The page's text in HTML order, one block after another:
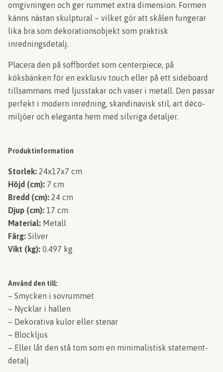
omgivningen och ger rummet extra dimension. Formen
känns nästan skulptural – vilket gör att skålen fungerar
lika bra som dekorationsobjekt som praktisk
inredningsdetalj.
Placera den på soffbordet som centerpiece, på
köksbänken för en exklusiv touch eller på ett sideboard
tillsammans med ljusstakar och vaser i metall. Den passar
perfekt i modern inredning, skandinavisk stil, art déco-
miljöer och eleganta hem med silvriga detaljer.
Produktinformation
Storlek: 24x17x7 cm
Höjd (cm): 7 cm
Bredd (cm): 24 cm
Djup (cm): 17 cm
Material: Metall
Färg: Silver
Vikt (kg): 0.497 kg
Använd den till:
– Smycken i sovrummet
– Nycklar i hallen
– Dekorativa kulor eller stenar
– Blockljus
– Eller låt den stå tom som en minimalistisk statement-
detalj